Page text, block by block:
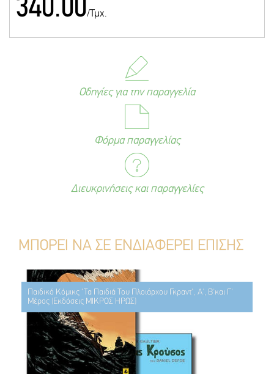
340.00/Τμχ.
Οδηγίες για την παραγγελία
Φόρμα παραγγελίας
Διευκρινήσεις και παραγγελίες
ΜΠΟΡΕΙ ΝΑ ΣΕ ΕΝΔΙΑΦΕΡΕΙ ΕΠΙΣΗΣ
Παιδικό Κόμικς "Τα Παιδιά Του Πλοιάρχου Γκραντ", Α', Β'και Γ'
Μέρος (Εκδόσεις ΜΙΚΡΟΣ ΗΡΩΣ)